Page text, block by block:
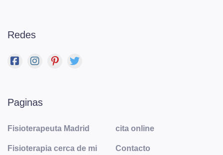
Redes
Paginas
Fisioterapeuta Madrid
Fisioterapia cerca de mi
cita online
Contacto